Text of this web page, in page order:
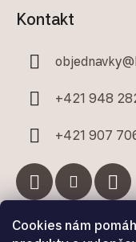
Cookies nám
Kontakt
objednavky@
+421 948
+421 907